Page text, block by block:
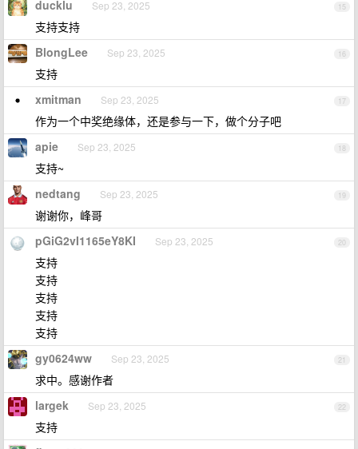
15
ducklu Sep 23, 2025
支持支持
16
BlongLee Sep 23, 2025
支持
17
xmitman Sep 23, 2025
作为一个中奖绝缘体，还是参与一下，做个分子吧
18
apie Sep 23, 2025
支持~
19
nedtang Sep 23, 2025
谢谢你，峰哥
20
pGiG2vI1165eY8KI Sep 23, 2025
支持
支持
支持
支持
支持
21
gy0624ww Sep 23, 2025
求中。感谢作者
22
largek Sep 23, 2025
支持